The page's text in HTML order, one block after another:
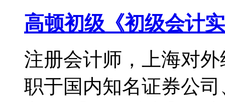
高顿初级《初级会计
注册会计师，上海对
职于国内知名证券公